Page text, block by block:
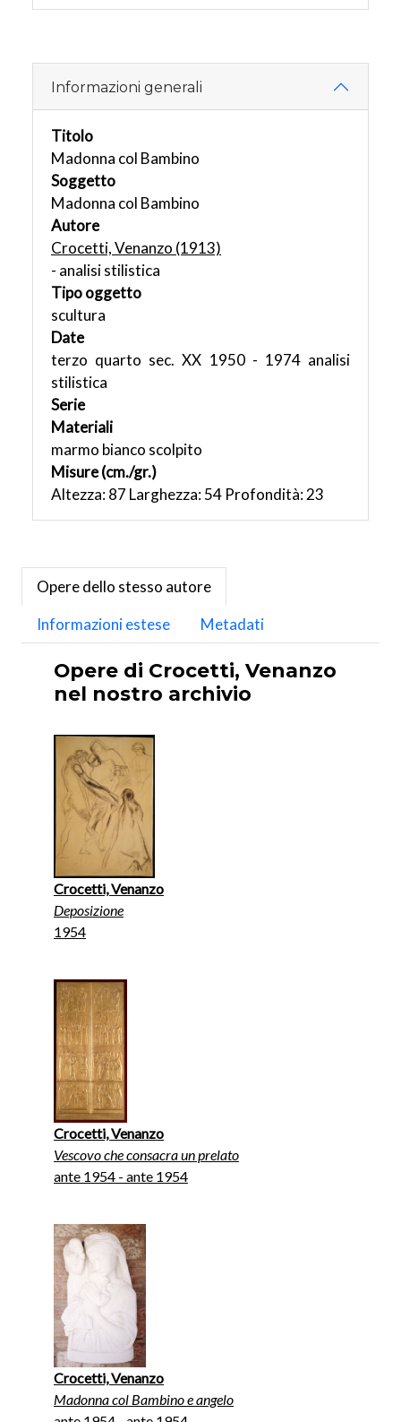
Informazioni generali
Titolo
Madonna col Bambino
Soggetto
Madonna col Bambino
Autore
Crocetti, Venanzo (1913)
- analisi stilistica
Tipo oggetto
scultura
Date
terzo quarto sec. XX 1950 - 1974 analisi
stilistica
Serie
Materiali
marmo bianco scolpito
Misure (cm./gr.)
Altezza: 87 Larghezza: 54 Profondità: 23
Opere dello stesso autore
Informazioni estese
Metadati
Opere di Crocetti, Venanzo
nel nostro archivio
Crocetti, Venanzo
Deposizione
1954
Crocetti, Venanzo
Vescovo che consacra un prelato
ante 1954 - ante 1954
Crocetti, Venanzo
Madonna col Bambino e angelo